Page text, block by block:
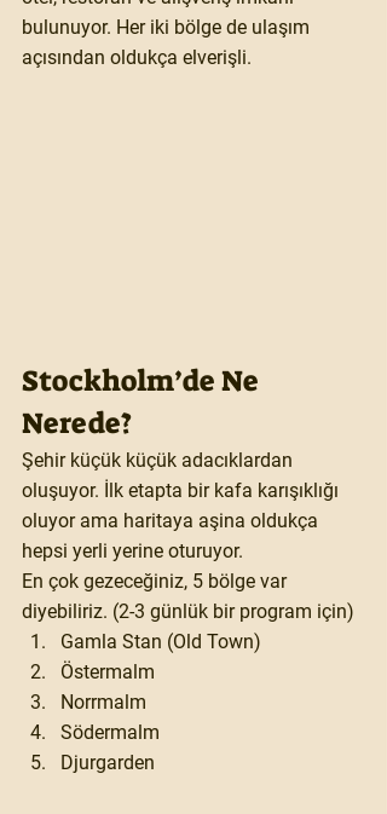
bulunuyor. Her iki bölge de ulaşım
açısından oldukça elverişli.
Stockholm’de Ne
Nerede?
Şehir küçük küçük adacıklardan
oluşuyor. İlk etapta bir kafa karışıklığı
oluyor ama haritaya aşina oldukça
hepsi yerli yerine oturuyor.
En çok gezeceğiniz, 5 bölge var
diyebiliriz. (2-3 günlük bir program için)
Gamla Stan (Old Town)
Östermalm
Norrmalm
Södermalm
Djurgarden